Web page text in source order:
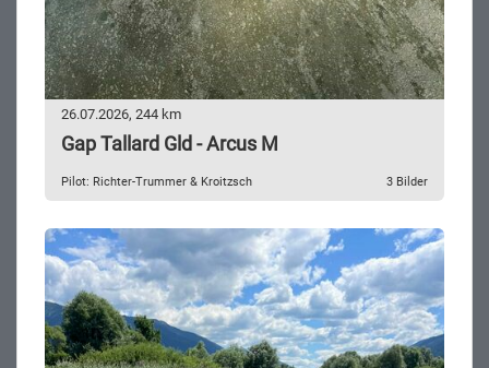
26.07.2026, 244 km
Gap Tallard Gld - Arcus M
Pilot: Richter-Trummer & Kroitzsch 3 Bilder